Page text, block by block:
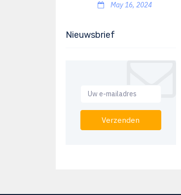
May 16, 2024
Nieuwsbrief
Verzenden